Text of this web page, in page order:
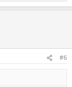
#6